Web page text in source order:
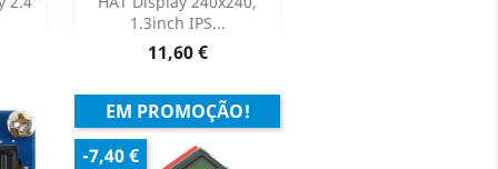
1.3inch IPS...
Preço
11,60 €
EM PROMOÇÃO!
-7,40 €